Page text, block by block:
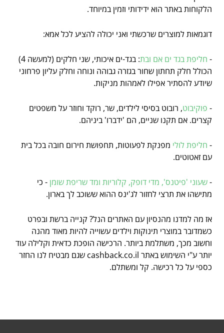
הלקוחות באתר הוא ידידותי וזמין במיוחד.
דוגמאות למוצרים שרכשתי ואני יכולה להציע לכל אמא:
- חליפת בגד ים אם ובת
: בגד-ים איכותי, שני חלקים (למעשה 4)
הכולל חלק תחתון שחור בגזרה גבוהה ונוחה וחלק עליון פרחוני
שיודע להסתיר אפילו לאמהות מניקות.
- פוקיבוט, רובוט בסיסי לילדים, שר, רוקד וחוזר על משפטים
קצרים. אם תקנו שניים, הם 'ידברו' ביניהם.
- חליפת לולי מפנקת לפעוטות, תחפושת חירום חובה בכל בית
עם זאטוטים.
-שעוני 'פיטנס', מדי דופק, קלוריות ומד שריפת שומן - כי
מתישהו את תרצי לחזור לג'ינס ההוא ששוכב לך בארון.
אז מה למדנו מהנסיון עם האתרים הנל? קנייה ברשת ובפרט
כשמדובר במוצרי תינוקות וילדים עשוייה להיות מאוד מהנה
וחשוב מכך, משתלמת ביותר. הרכישה הופכת כדאית וקלילה עוד
יותר ע"י השימוש באתר cashback.co.il שגם מבטיח לנו החזר
כספי על כל רכישה. קל ומשתלם.